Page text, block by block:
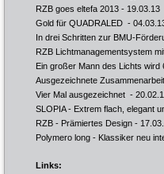
RZB goes eltefa 2013 - 19.03.13
Gold für QUADRALED -
In drei Schritten zur BMU-
RZB Lichtmanagementsystem
Ein großer Mann des Lichts wird
Ausgezeichnete Zusammenarbeit
Vier Mal ausgezeichnet -
SLOPIA - Extrem flach, elegant
RZB - Prämiertes Design -
Polymero long - Klassiker neu
Links: